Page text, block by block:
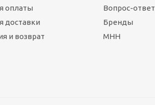
оплаты
доставки
и возврат
Вопрос-ответ
Бренды
МНН